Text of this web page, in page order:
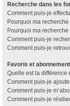
Recherche dans les
Comment puis-je
Pourquoi ma
Pourquoi ma
Comment puis-je
Comment puis-je
Favoris et
Quelle est la différence
Comment puis-je
Comment puis-je
Comment puis-je